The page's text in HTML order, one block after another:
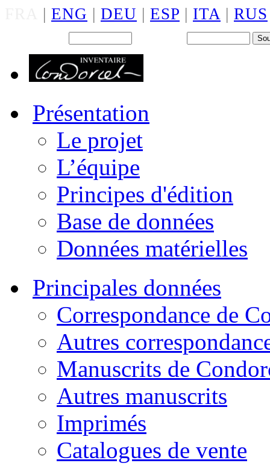
| ENG | DEU | ESP | ITA | RUS
Présentation
Le projet
L’équipe
Principes d'édition
Base de données
Données matérielles
Principales données
Correspondance de
Autres
Manuscrits de
Autres manuscrits
Imprimés
Catalogues de vente